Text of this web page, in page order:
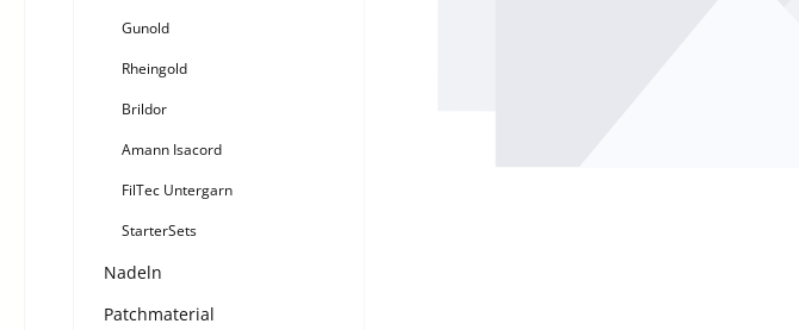
Gunold
Rheingold
Brildor
Amann Isacord
FilTec Untergarn
StarterSets
Nadeln
Patchmaterial